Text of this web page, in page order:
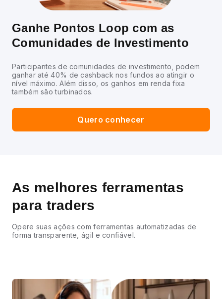
Ganhe Pontos Loop com as
Comunidades de Investimento
Participantes de comunidades de investimento, podem
ganhar até 40% de cashback nos fundos ao atingir o
nível máximo. Além disso, os ganhos em renda fixa
também são turbinados.
Quero conhecer
As melhores ferramentas
para traders
Opere suas ações com ferramentas automatizadas de
forma transparente, ágil e confiável.